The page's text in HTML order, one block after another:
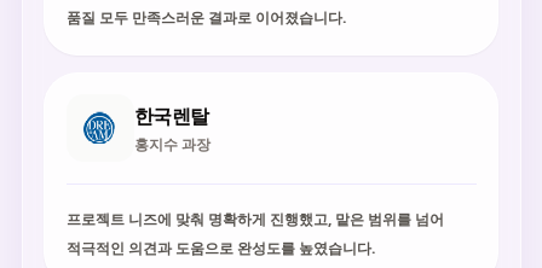
품질 모두 만족스러운 결과로 이어졌습니다.
한국렌탈
홍지수 과장
프로젝트 니즈에 맞춰 명확하게 진행했고, 맡은 범위를 넘어
적극적인 의견과 도움으로 완성도를 높였습니다.